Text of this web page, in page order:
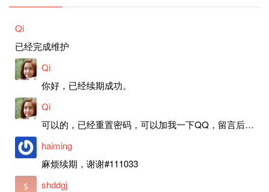
Qi
已经完成维护
Qi
你好，已经续期成功。
Qi
可以的，已经重置密码，可以加我一下QQ，留言后我就发密码给你。
haiming
麻烦续期，谢谢#111033
shddgj